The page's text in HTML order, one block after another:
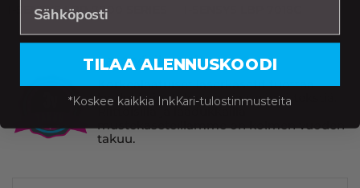
I-SENSYS LBP-7000 SERIES
Laservärikasetit
Korkealaatuiset laserkasetit tuottaa
laadukkaita tulosteita ja terävää tekstiä.
mustekaseteillamme on kolmen vuoden
takuu.
TILAA ALENNUSKOODI
*Koskee kaikkia InkKari-tulostinmusteita